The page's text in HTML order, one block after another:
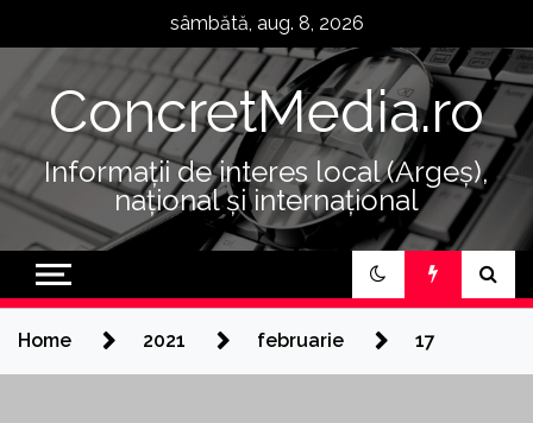
sâmbătă, aug. 8, 2026
ConcretMedia.ro
Informații de interes local (Argeș),
național și internațional
Home 2021 februarie 17